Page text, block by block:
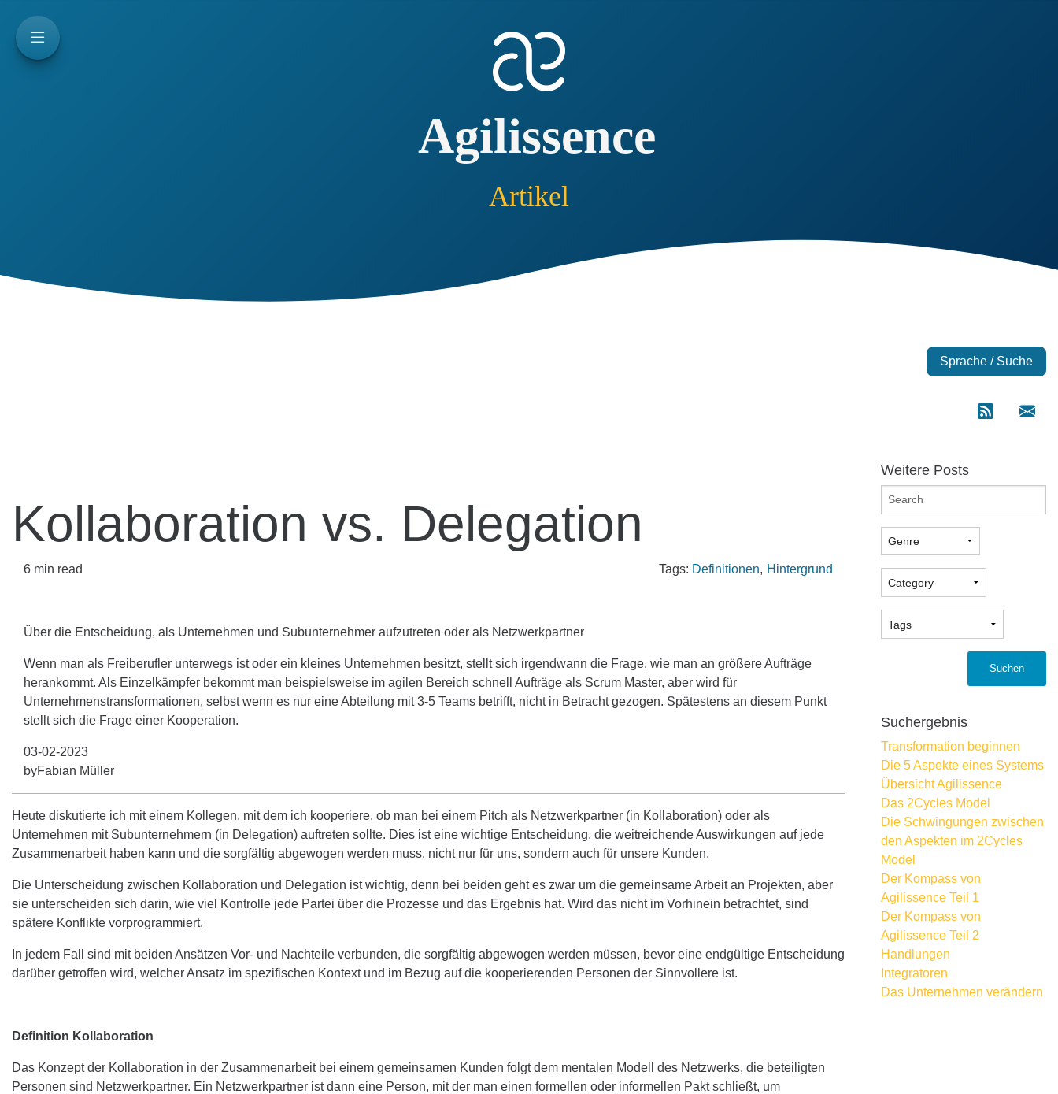
Agilissence
Artikel
Sprache / Suche
Kollaboration vs. Delegation
6 min read Tags: Definitionen Hintergrund
Über die Entscheidung, als Unternehmen und Subunternehmer aufzutreten oder als Netzwerkpartner
Wenn man als Freiberufler unterwegs ist oder ein kleines Unternehmen besitzt, stellt sich irgendwann die Frage, wie man an größere Aufträge
herankommt. Als Einzelkämpfer bekommt man beispielsweise im agilen Bereich schnell Aufträge als Scrum Master, aber wird für
Unternehmenstransformationen, selbst wenn es nur eine Abteilung mit 3-5 Teams betrifft, nicht in Betracht gezogen. Spätestens an diesem Punkt
stellt sich die Frage einer Kooperation.
03-02-2023
byFabian Müller
Heute diskutierte ich mit einem Kollegen, mit dem ich kooperiere, ob man bei einem Pitch als Netzwerkpartner (in Kollaboration) oder als
Unternehmen mit Subunternehmern (in Delegation) auftreten sollte. Dies ist eine wichtige Entscheidung, die weitreichende Auswirkungen auf jede
Zusammenarbeit haben kann und die sorgfältig abgewogen werden muss, nicht nur für uns, sondern auch für unsere Kunden.
Die Unterscheidung zwischen Kollaboration und Delegation ist wichtig, denn bei beiden geht es zwar um die gemeinsame Arbeit an Projekten, aber
sie unterscheiden sich darin, wie viel Kontrolle jede Partei über die Prozesse und das Ergebnis hat. Wird das nicht im Vorhinein betrachtet, sind
spätere Konflikte vorprogrammiert.
In jedem Fall sind mit beiden Ansätzen Vor- und Nachteile verbunden, die sorgfältig abgewogen werden müssen, bevor eine endgültige Entscheidung
darüber getroffen wird, welcher Ansatz im spezifischen Kontext und im Bezug auf die kooperierenden Personen der Sinnvollere ist.
Definition Kollaboration
Das Konzept der Kollaboration in der Zusammenarbeit bei einem gemeinsamen Kunden folgt dem mentalen Modell des Netzwerks, die beteiligten
Personen sind Netzwerkpartner. Ein Netzwerkpartner ist dann eine Person, mit der man einen formellen oder informellen Pakt schließt, um
Weitere Posts
Suchen
Suchergebnis
Transformation beginnen
Die 5 Aspekte eines Systems
Übersicht Agilissence
Das 2Cycles Model
Die Schwingungen zwischen
den Aspekten im 2Cycles
Model
Der Kompass von
Agilissence Teil 1
Der Kompass von
Agilissence Teil 2
Handlungen
Integratoren
Das Unternehmen verändern